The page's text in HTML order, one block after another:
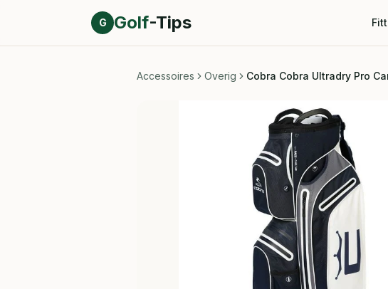
Direct naar inhoud
G Golf-Tips
Accessoires Overig Cobra Cobra Ultradry Pro